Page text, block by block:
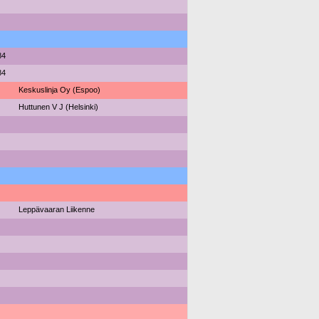
Keskuslinja Oy (Espoo)
Huttunen V J (Helsinki)
Leppävaaran Liikenne